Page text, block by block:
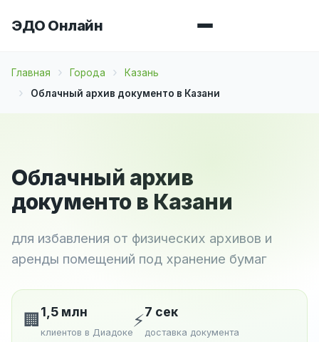
ЭДО Онлайн
Главная Города
Казань
Облачный архив документо в Казани
Облачный архив
документо в Казани
для избавления от физических архивов и
аренды помещений под хранение бумаг
🏢 1,5 млн
клиентов в Диадоке
⚡7 сек
доставка документа